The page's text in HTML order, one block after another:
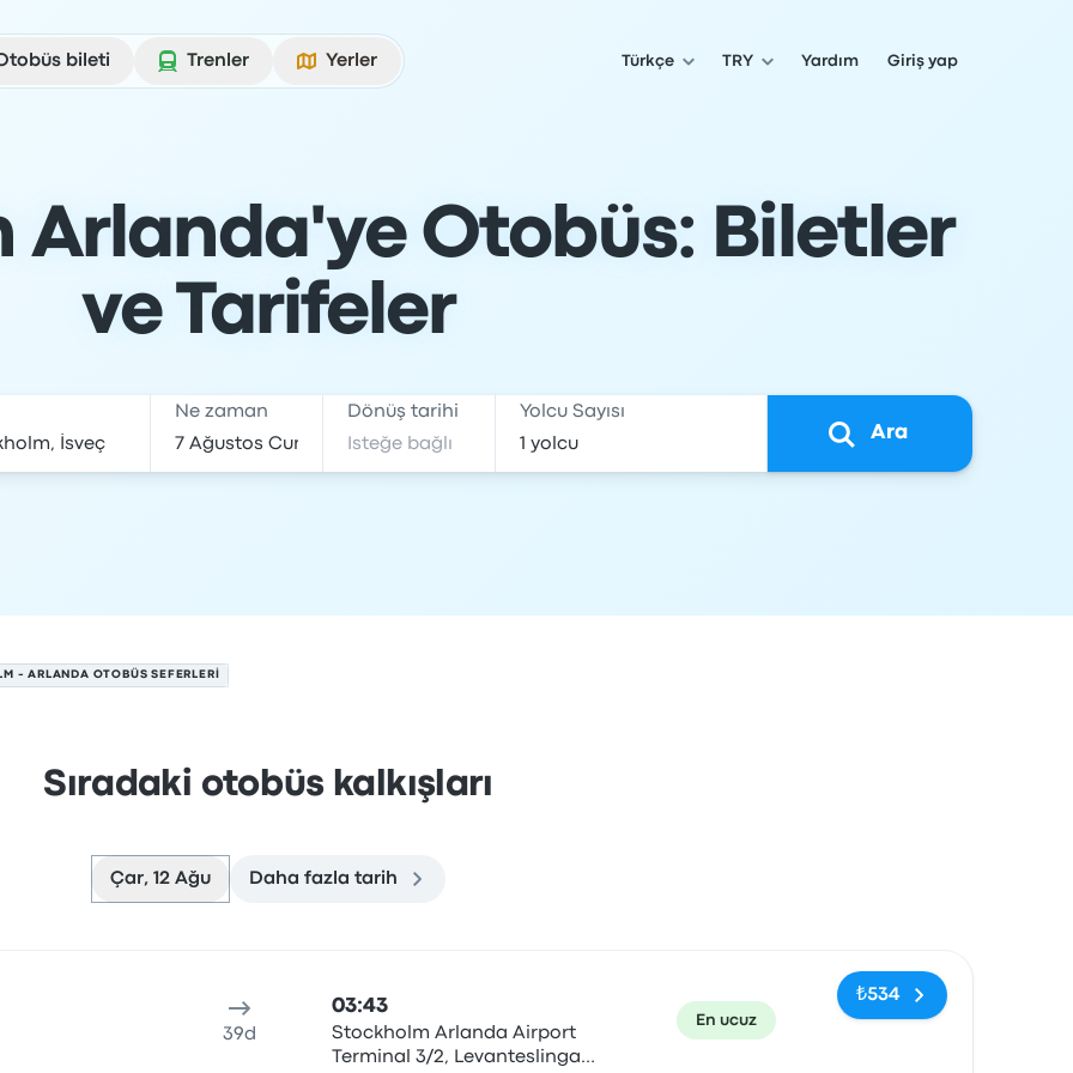
bileti
Trenler Yerler Türkçe TRY Yardım Giriş yap
Arlanda'ye Otobüs: Biletler
ve Tarifeler
Ne zaman Dönüş tarihi Yolcu Sayısı
Ara
- ARLANDA OTOBÜS SEFERLERI
Sıradaki otobüs kalkışları
Çar, 12 Ağu Daha fazla tarih
39d
03:43
Stockholm Arlanda Airport
Terminal 3/2, Levanteslingan,
En ucuz
₺534